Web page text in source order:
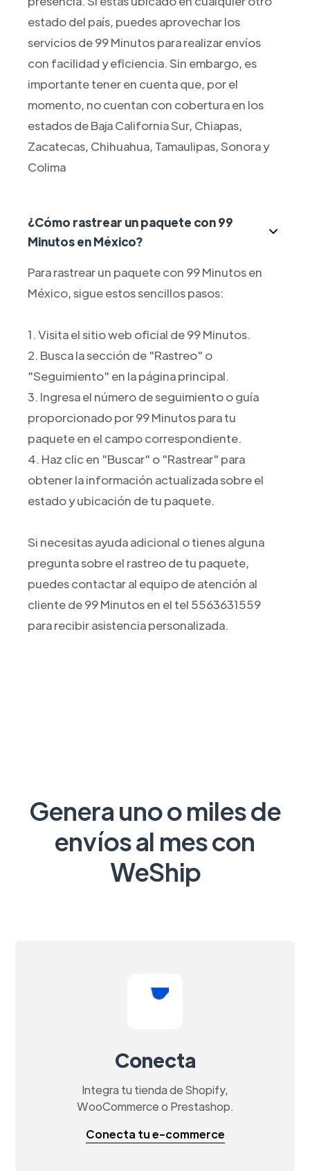
estado del país, puedes aprovechar los
servicios de 99 Minutos para realizar envíos
con facilidad y eficiencia. Sin embargo, es
importante tener en cuenta que, por el
momento, no cuentan con cobertura en los
estados de Baja California Sur, Chiapas,
Zacatecas, Chihuahua, Tamaulipas, Sonora y
Colima
¿Cómo rastrear un paquete con 99
Minutos en México?
Para rastrear un paquete con 99 Minutos en
México, sigue estos sencillos pasos:
1. Visita el sitio web oficial de 99 Minutos.
2. Busca la sección de "Rastreo" o
"Seguimiento" en la página principal.
3. Ingresa el número de seguimiento o guía
proporcionado por 99 Minutos para tu
paquete en el campo correspondiente.
4. Haz clic en "Buscar" o "Rastrear" para
obtener la información actualizada sobre el
estado y ubicación de tu paquete.
Si necesitas ayuda adicional o tienes alguna
pregunta sobre el rastreo de tu paquete,
puedes contactar al equipo de atención al
cliente de 99 Minutos en el tel 5563631559
para recibir asistencia personalizada.
Genera uno o miles de
envíos al mes con
WeShip
Conecta
Integra tu tienda de Shopify,
WooCommerce o Prestashop.
Conecta tu e-commerce